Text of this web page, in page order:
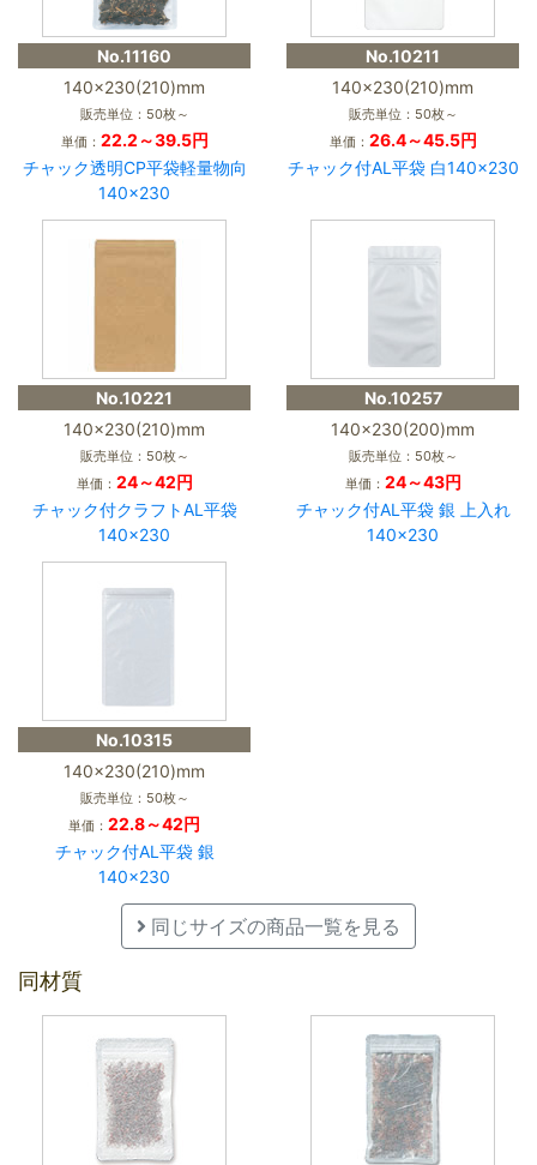
No.11160
140×230(210)mm
販売単位：50枚～
単価： 22.2～39.5円
チャック透明CP平袋軽量物向
140×230
No.10211
140×230(210)mm
販売単位：50枚～
単価： 26.4～45.5円
チャック付AL平袋 白140×230
No.10221
140×230(210)mm
販売単位：50枚～
単価： 24～42円
チャック付クラフトAL平袋
140×230
No.10257
140×230(200)mm
販売単位：50枚～
単価： 24～43円
チャック付AL平袋 銀 上入れ
140×230
No.10315
140×230(210)mm
販売単位：50枚～
単価： 22.8～42円
チャック付AL平袋 銀
140×230
同じサイズの商品一覧を見る
同材質